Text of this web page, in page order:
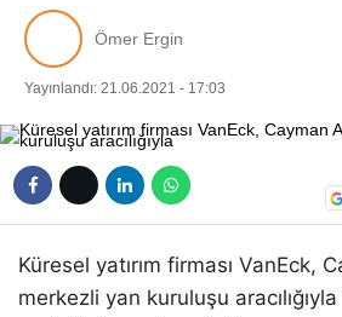
Ömer Ergin
Yayınlandı: 21.06.2021 - 17:03
Küresel yatırım firması VanEck,
merkezli yan kuruluşu